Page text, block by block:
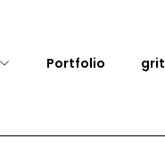
Portfolio